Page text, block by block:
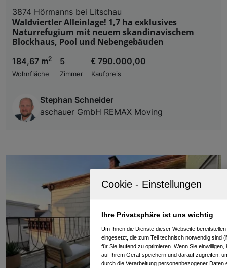
3874 Hörmanns bei Litschau
Waldviertler Alleinlage! 1,7 ha exklusives
Naturrefugium mit neuem skandinavischem
Blockhaus, Pool und Nebengebäuden
184,67 m2
Wohnfläche
5
Zimmer
€ 790.000,00
Kaufpreis
Stephan Schneider
aschauer GmbH REMAX Moving
Ihre Privatsphäre ist uns wichtig
Um Ihnen die Dienste dieser Webseite
eingesetzt, die zum Teil technisch notwendig sind (
für Sie laufend zu optimieren. Wenn Sie
auf Ihrem Gerät speichern und darauf zugreifen,
durch die Verarbeitung personenbezogener